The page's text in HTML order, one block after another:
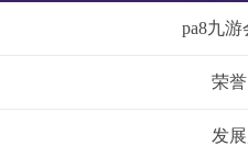
pa8九
荣
发